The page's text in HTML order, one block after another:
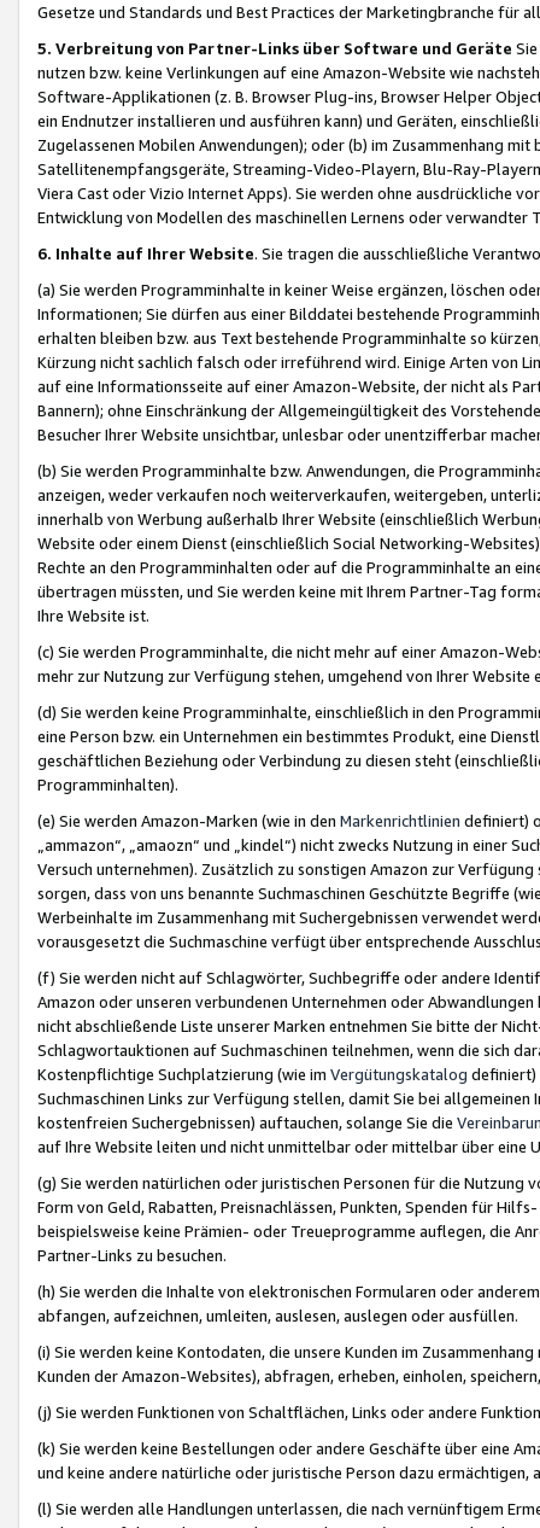
Gesetze und Standards und Best Practices der Marketingbranche für
5. Verbreitung von Partner-Links über Software und Geräte
nutzen bzw. keine Verlinkungen auf eine Amazon-Website wie
Software-Applikationen (z. B. Browser Plug-ins, Browser Helper
ein Endnutzer installieren und ausführen kann) und Geräten,
Zugelassenen Mobilen Anwendungen); oder (b) im Zusammenhang
Satellitenempfangsgeräte, Streaming-Video-Playern, Blu-Ray-
Viera Cast oder Vizio Internet Apps). Sie werden ohne ausdrückliche
Entwicklung von Modellen des maschinellen Lernens oder
6. Inhalte auf Ihrer Website. Sie tragen die ausschließliche
(a) Sie werden Programminhalte in keiner Weise ergänzen, löschen
Informationen; Sie dürfen aus einer Bilddatei bestehende
erhalten bleiben bzw. aus Text bestehende Programminhalte so
Kürzung nicht sachlich falsch oder irreführend wird. Einige Arten von
auf eine Informationsseite auf einer Amazon-Website, der nicht als
Bannern); ohne Einschränkung der Allgemeingültigkeit des
Besucher Ihrer Website unsichtbar, unlesbar oder unentzifferbar
(b) Sie werden Programminhalte bzw. Anwendungen, die
anzeigen, weder verkaufen noch weiterverkaufen, weitergeben,
innerhalb von Werbung außerhalb Ihrer Website (einschließlich
Website oder einem Dienst (einschließlich Social Networking-
Rechte an den Programminhalten oder auf die Programminhalte an
übertragen müssten, und Sie werden keine mit Ihrem Partner-Tag
Ihre Website ist.
(c) Sie werden Programminhalte, die nicht mehr auf einer Amazon-
mehr zur Nutzung zur Verfügung stehen, umgehend von Ihrer
(d) Sie werden keine Programminhalte, einschließlich in den
eine Person bzw. ein Unternehmen ein bestimmtes Produkt, eine
geschäftlichen Beziehung oder Verbindung zu diesen steht
Programminhalten).
(e) Sie werden Amazon-Marken (wie in den Markenrichtlinien definiert)
„ammazon“, „amaozn“ und „kindel“) nicht zwecks Nutzung in einer
Versuch unternehmen). Zusätzlich zu sonstigen Amazon zur
sorgen, dass von uns benannte Suchmaschinen Geschützte Begriffe
Werbeinhalte im Zusammenhang mit Suchergebnissen verwendet
vorausgesetzt die Suchmaschine verfügt über entsprechende
(f) Sie werden nicht auf Schlagwörter, Suchbegriffe oder andere
Amazon oder unseren verbundenen Unternehmen oder
nicht abschließende Liste unserer Marken entnehmen Sie bitte der
Schlagwortauktionen auf Suchmaschinen teilnehmen, wenn die sich
Kostenpflichtige Suchplatzierung (wie im Vergütungskatalog definiert)
Suchmaschinen Links zur Verfügung stellen, damit Sie bei
kostenfreien Suchergebnissen) auftauchen, solange Sie die
auf Ihre Website leiten und nicht unmittelbar oder mittelbar über eine
(g) Sie werden natürlichen oder juristischen Personen für die Nutzung
Form von Geld, Rabatten, Preisnachlässen, Punkten, Spenden für
beispielsweise keine Prämien- oder Treueprogramme auflegen, die
Partner-Links zu besuchen.
(h) Sie werden die Inhalte von elektronischen Formularen oder
abfangen, aufzeichnen, umleiten, auslesen, auslegen oder ausfüllen.
(i) Sie werden keine Kontodaten, die unsere Kunden im
Kunden der Amazon-Websites), abfragen, erheben, einholen,
(j) Sie werden Funktionen von Schaltflächen, Links oder andere
(k) Sie werden keine Bestellungen oder andere Geschäfte über eine
und keine andere natürliche oder juristische Person dazu
(l) Sie werden alle Handlungen unterlassen, die nach vernünftigem